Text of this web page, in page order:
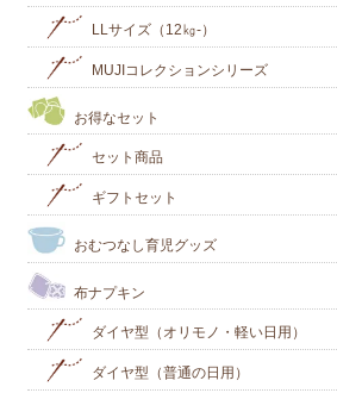
LLサイズ（12㎏-）
MUJIコレクションシリーズ
お得なセット
セット商品
ギフトセット
おむつなし育児グッズ
布ナプキン
ダイヤ型（オリモノ・軽い日用）
ダイヤ型（普通の日用）